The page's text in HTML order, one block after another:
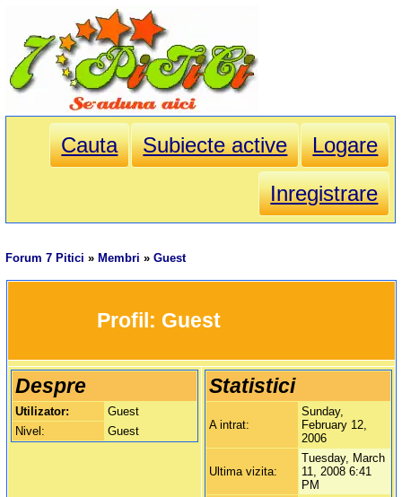
Cauta Subiecte active
Logare
Inregistrare
Forum 7 Pitici » Membri »Guest
		Profil:
Guest
Despre
Utilizator:
Guest
Nivel:
Guest
Statistici
A intrat:
Sunday,
February 12,
2006
Ultima vizita:
Tuesday, March
11, 2008 6:41
PM